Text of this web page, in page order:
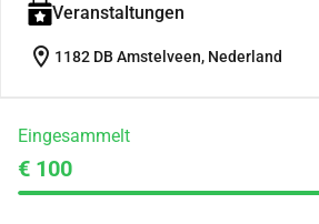
Veranstaltungen
location_on 1182 DB Amstelveen, Nederland
Eingesammelt
€ 100